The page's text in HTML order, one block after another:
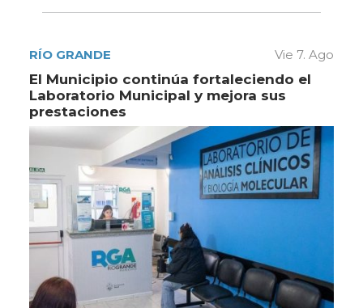
RÍO GRANDE Vie 7. Ago
El Municipio continúa fortaleciendo el
Laboratorio Municipal y mejora sus
prestaciones